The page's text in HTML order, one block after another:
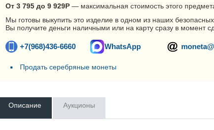
От 3 795 до 9 929Р — максимальная стоимость этого
Мы готовы выкупить это изделие в одном из наших
Вы получите деньги наличными или на карту сразу в момент
+7(968)436-6660 WhatsApp
Продать серебряные монеты
Описание Аукционы